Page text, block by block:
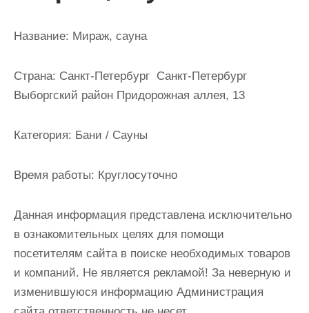
Название: Мираж, сауна
Страна: Санкт-Петербург Санкт-Петербург
Выборгский район Придорожная аллея, 13
Категория: Бани / Сауны
Время работы: Круглосуточно
Данная информация представлена исключительно
в ознакомительных целях для помощи
посетителям сайта в поиске необходимых товаров
и компаний. Не является рекламой! За неверную и
изменившуюся информацию Администрация